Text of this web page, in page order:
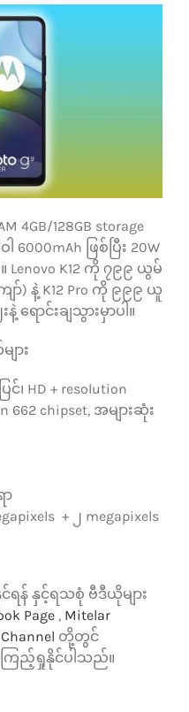
4GB/128GB storage
ဖြစ်ပြီး 20W
Lenovo K12 ကို ၇၉၉ ယွမ်
ော်) နဲ့ K12 Pro ကို ၉၉၉ ယူ
ရောင်းချသွားမှာပါ။
ား
၊ HD + resolution
662 chipset, အများဆုံး
ာ
+ ၂ megapixels
ရန် နှင့်ရသစုံ ဗီဒီယိုများ
Page, Mitelar
တို့တွင်
ြည့်ရှုနိုင်ပါသည်။